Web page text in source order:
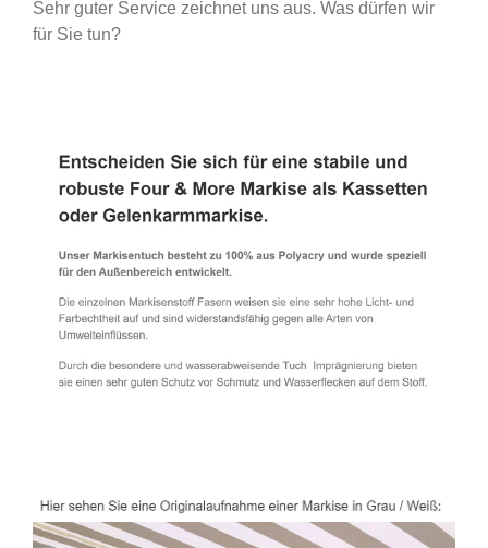
Sehr guter Service zeichnet uns aus. Was dürfen wir
für Sie tun?